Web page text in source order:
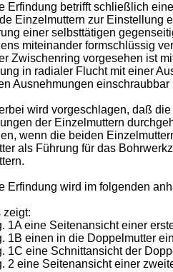
Erfindung betrifft schließlich
Einzelmuttern zur Einstellung
einer selbsttätigen
miteinander formschlüssig
Zwischenring vorgesehen ist
in radialer Flucht mit einer
Ausnehmungen einschraubbar
wird vorgeschlagen, daß
der Einzelmuttern
wenn die beiden
als Führung für das
Erfindung wird im folgenden
zeigt:
1A eine Seitenansicht einer
1B einen in die Doppelmutter
1C eine Schnittansicht der
2 eine Seitenansicht einer